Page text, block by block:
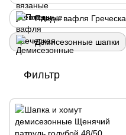
Пледы вафля
Демисезонные шапки
Фильтр